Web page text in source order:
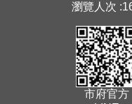
瀏覽人次
市府官方